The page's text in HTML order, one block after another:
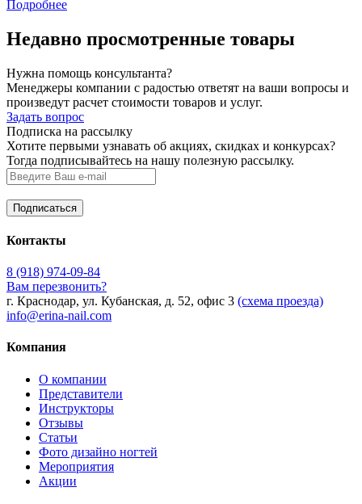
Подробнее
Недавно просмотренные товары
Нужна помощь консультанта?
Менеджеры компании с радостью ответят на ваши вопросы и
произведут расчет стоимости товаров и услуг.
Задать вопрос
Подписка на рассылку
Хотите первыми узнавать об акциях, скидках и конкурсах?
Тогда подписывайтесь на нашу полезную рассылку.
Контакты
8 (918) 974-09-84
Вам перезвонить?
г. Краснодар, ул. Кубанская, д. 52, офис 3 (схема проезда)
info@erina-nail.com
Компания
О компании
Представители
Инструкторы
Отзывы
Статьи
Фото дизайно ногтей
Мероприятия
Акции